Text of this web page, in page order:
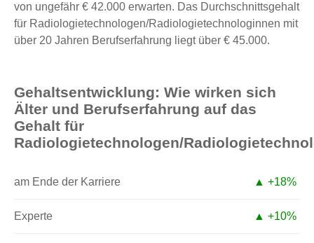
von ungefähr € 42.000 erwarten. Das Durchschnittsgehalt
für Radiologietechnologen/Radiologietechnologinnen mit
über 20 Jahren Berufserfahrung liegt über € 45.000.
Gehaltsentwicklung: Wie wirken sich
Älter und Berufserfahrung auf das
Gehalt für
Radiologietechnologen/
am Ende der Karriere ▲ +18%
Experte ▲ +10%